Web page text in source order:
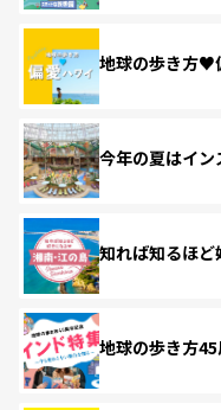
地球の歩き方♥
今年の夏はイン
知れば知るほ
地球の歩き方